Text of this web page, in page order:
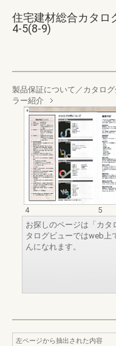
住宅建材総合カタロ
4-5(8-9)
製品保証について／カタロ
ラー紹介
4
5
お探しのページは「カタ
タログビューではweb上
んになれます。
左ページから抽出された内容